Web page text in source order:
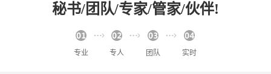
秘书/团队/专家/管家/伙伴!
专业 专人 团队 实时